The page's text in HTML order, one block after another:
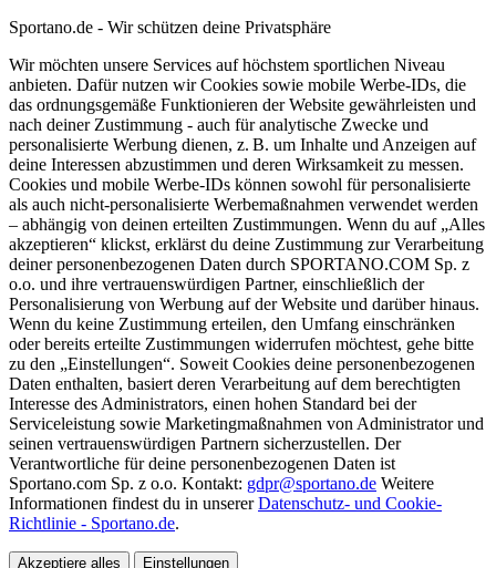
Sportano.de - Wir schützen deine Privatsphäre
Wir möchten unsere Services auf höchstem sportlichen Niveau
anbieten. Dafür nutzen wir Cookies sowie mobile Werbe-IDs, die
das ordnungsgemäße Funktionieren der Website gewährleisten und
nach deiner Zustimmung - auch für analytische Zwecke und
personalisierte Werbung dienen, z. B. um Inhalte und Anzeigen auf
deine Interessen abzustimmen und deren Wirksamkeit zu messen.
Cookies und mobile Werbe-IDs können sowohl für personalisierte
als auch nicht-personalisierte Werbemaßnahmen verwendet werden
– abhängig von deinen erteilten Zustimmungen. Wenn du auf „Alles
akzeptieren“ klickst, erklärst du deine Zustimmung zur Verarbeitung
deiner personenbezogenen Daten durch SPORTANO.COM Sp. z
o.o. und ihre vertrauenswürdigen Partner, einschließlich der
Personalisierung von Werbung auf der Website und darüber hinaus.
Wenn du keine Zustimmung erteilen, den Umfang einschränken
oder bereits erteilte Zustimmungen widerrufen möchtest, gehe bitte
zu den „Einstellungen“. Soweit Cookies deine personenbezogenen
Daten enthalten, basiert deren Verarbeitung auf dem berechtigten
Interesse des Administrators, einen hohen Standard bei der
Serviceleistung sowie Marketingmaßnahmen von Administrator und
seinen vertrauenswürdigen Partnern sicherzustellen. Der
Verantwortliche für deine personenbezogenen Daten ist
Sportano.com Sp. z o.o. Kontakt: gdpr@sportano.de Weitere
Informationen findest du in unsererDatenschutz- und Cookie-
Richtlinie - Sportano.de.
Akzeptiere alles Einstellungen